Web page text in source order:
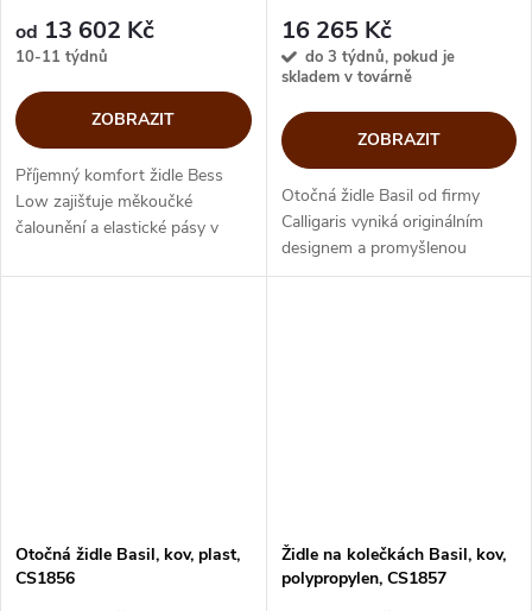
od 13 602 Kč
10-11 týdnů
ZOBRAZIT
Příjemný komfort židle Bess
Low zajišťuje měkoučké
čalounění a elastické pásy v
dřevěnou bázi, podtrhující
16 265 Kč
do 3 týdnů, pokud je
skladem v továrně
ZOBRAZIT
Otočná židle Basil od firmy
Calligaris vyniká originálním
designem a promyšlenou
kombinací kožené skořepiny a
Otočná židle Basil, kov, plast,
CS1856
Židle na kolečkách Basil, kov,
polypropylen, CS1857